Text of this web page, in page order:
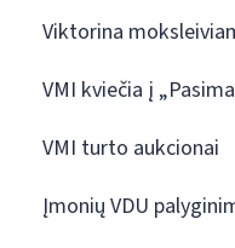
Viktorina
VMI kviečia į
VMI turto aukcionai
Įmonių VDU